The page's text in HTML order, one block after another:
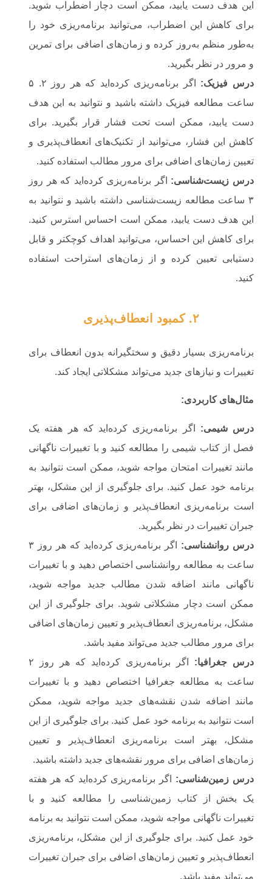
این هدف دست یابید، ممکن است دچار اضطراب شوید.
برای کاهش این اضطراب، می‌توانید برنامه‌ریزی خود را
به‌طور منظم به‌روز کرده و زمان‌های اضافی برای تمرین
و مرور در نظر بگیرید.
درس فیزیک:
اگر برنامه‌ریزی کرده‌اید که هر روز ۲. ۵
ساعت مطالعه فیزیک داشته باشید و نتوانید به این هدف
دست یابید، ممکن است تحت فشار قرار بگیرید. برای
کاهش این فشار، می‌توانید از تکنیک‌های انعطاف‌پذیری و
تعیین زمان‌های اضافی برای مرور مطالب استفاده کنید.
درس زیست‌شناسی: اگر برنامه‌ریزی کرده‌اید که هر روز
۳ ساعت مطالعه زیست‌شناسی داشته باشید و نتوانید به
این هدف دست یابید، ممکن است احساس استرس کنید.
برای کاهش این احساس، می‌توانید اهداف کوچکتر و قابل
دستیابی تعیین کرده و از زمان‌های استراحت استفاده
کنید.
۲. کمبود انعطاف‌پذیری
برنامه‌ریزی بسیار دقیق و سختگیرانه بدون انعطاف برای
تغییرات و نیازهای جدید می‌تواند مشکلاتی ایجاد کند.
مثال‌های کاربردی:
درس شیمی: اگر برنامه‌ریزی کرده‌اید که هر هفته یک
فصل از کتاب شیمی را مطالعه کنید و با تغییرات ناگهانی
مانند تغییرات امتحان مواجه شوید، ممکن است نتوانید به
برنامه خود عمل کنید. برای جلوگیری از این مشکل، بهتر
است برنامه‌ریزی انعطاف‌پذیر و زمان‌های اضافی برای
جبران تغییرات در نظر بگیرید.
درس روانشناسی:
اگر برنامه‌ریزی کرده‌اید که هر روز ۳
ساعت به مطالعه روانشناسی اختصاص دهید و با تغییرات
ناگهانی مانند اضافه شدن مطالب جدید مواجه شوید،
ممکن است دچار مشکلاتی شوید. برای جلوگیری از این
مشکل، برنامه‌ریزی انعطاف‌پذیر و تعیین زمان‌های اضافی
برای مرور مطالب جدید می‌تواند مفید باشد.
درس جغرافیا:
اگر برنامه‌ریزی کرده‌اید که هر روز ۲
ساعت به مطالعه جغرافیا اختصاص دهید و با تغییرات
مانند اضافه شدن نقشه‌های جدید مواجه شوید، ممکن
است نتوانید به برنامه خود عمل کنید. برای جلوگیری از این
مشکل، بهتر است برنامه‌ریزی انعطاف‌پذیر و تعیین
زمان‌های اضافی برای مرور نقشه‌های جدید داشته باشید.
درس زمین‌شناسی: اگر برنامه‌ریزی کرده‌اید که هر هفته
یک بخش از کتاب زمین‌شناسی را مطالعه کنید و با
تغییرات ناگهانی مواجه شوید، ممکن است نتوانید به برنامه
خود عمل کنید. برای جلوگیری از این مشکل، برنامه‌ریزی
انعطاف‌پذیر و تعیین زمان‌های اضافی برای جبران تغییرات
می‌تواند مفید باشد.